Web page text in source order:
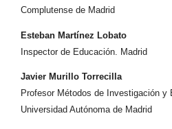
Complutense de Madrid
Esteban Martínez Lobato
Inspector de Educación. Madrid
Javier Murillo Torrecilla
Profesor Métodos de Investigación y
Universidad Autónoma de Madrid